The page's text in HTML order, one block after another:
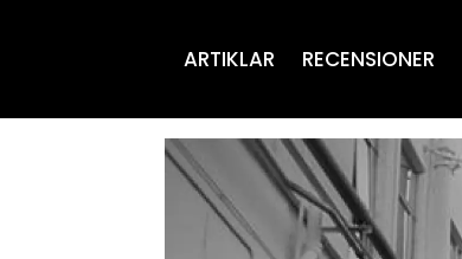
ARTIKLAR RECENSIONER